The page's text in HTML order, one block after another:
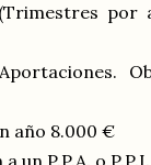
por
Aportaciones.
año 8.000 €
un P.P.A. o